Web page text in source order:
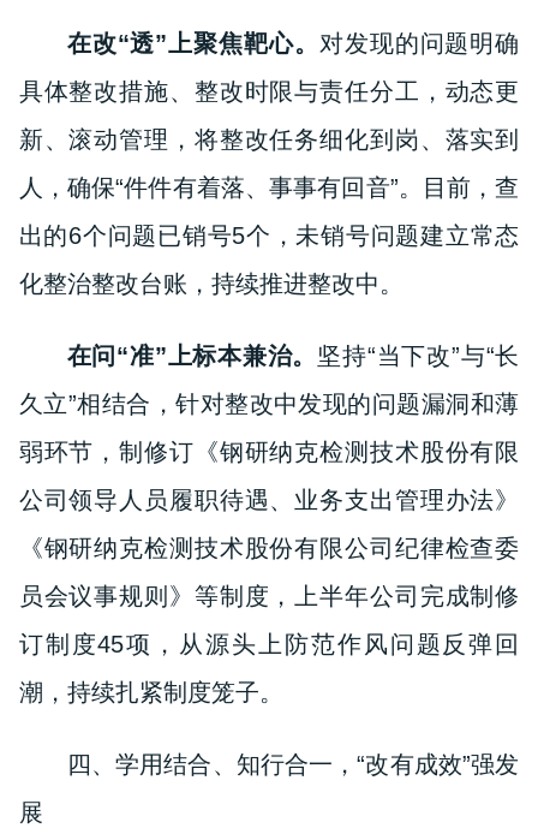
在改“透”上聚焦靶心。 对发现的问题明确
具体整改措施、整改时限与责任分工，动态更
新、滚动管理，将整改任务细化到岗、落实到
人，确保“件件有着落、事事有回音”。目前，查
出的6个问题已销号5个，未销号问题建立常态
化整治整改台账，持续推进整改中。
在问“准”上标本兼治。 坚持“当下改”与“长
久立”相结合，针对整改中发现的问题漏洞和薄
弱环节，制修订《钢研纳克检测技术股份有限
公司领导人员履职待遇、业务支出管理办法》
《钢研纳克检测技术股份有限公司纪律检查委
员会议事规则》等制度，上半年公司完成制修
订制度45项，从源头上防范作风问题反弹回
潮，持续扎紧制度笼子。
四、学用结合、知行合一，“改有成效”强发
展